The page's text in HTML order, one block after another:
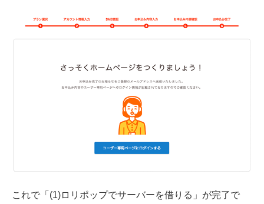
これで「(1)ロリポップでサーバーを借りる」が完了で